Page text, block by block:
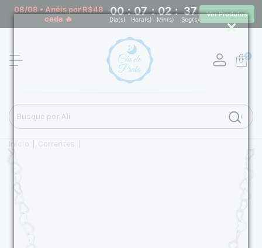
08/08 • Anéis por R$48
cada 🔥
00 : 07 : 02 : 37
Dia(s) Hora(s) Min(s) Seg(s)
Ver Produtos
0
Início Correntes